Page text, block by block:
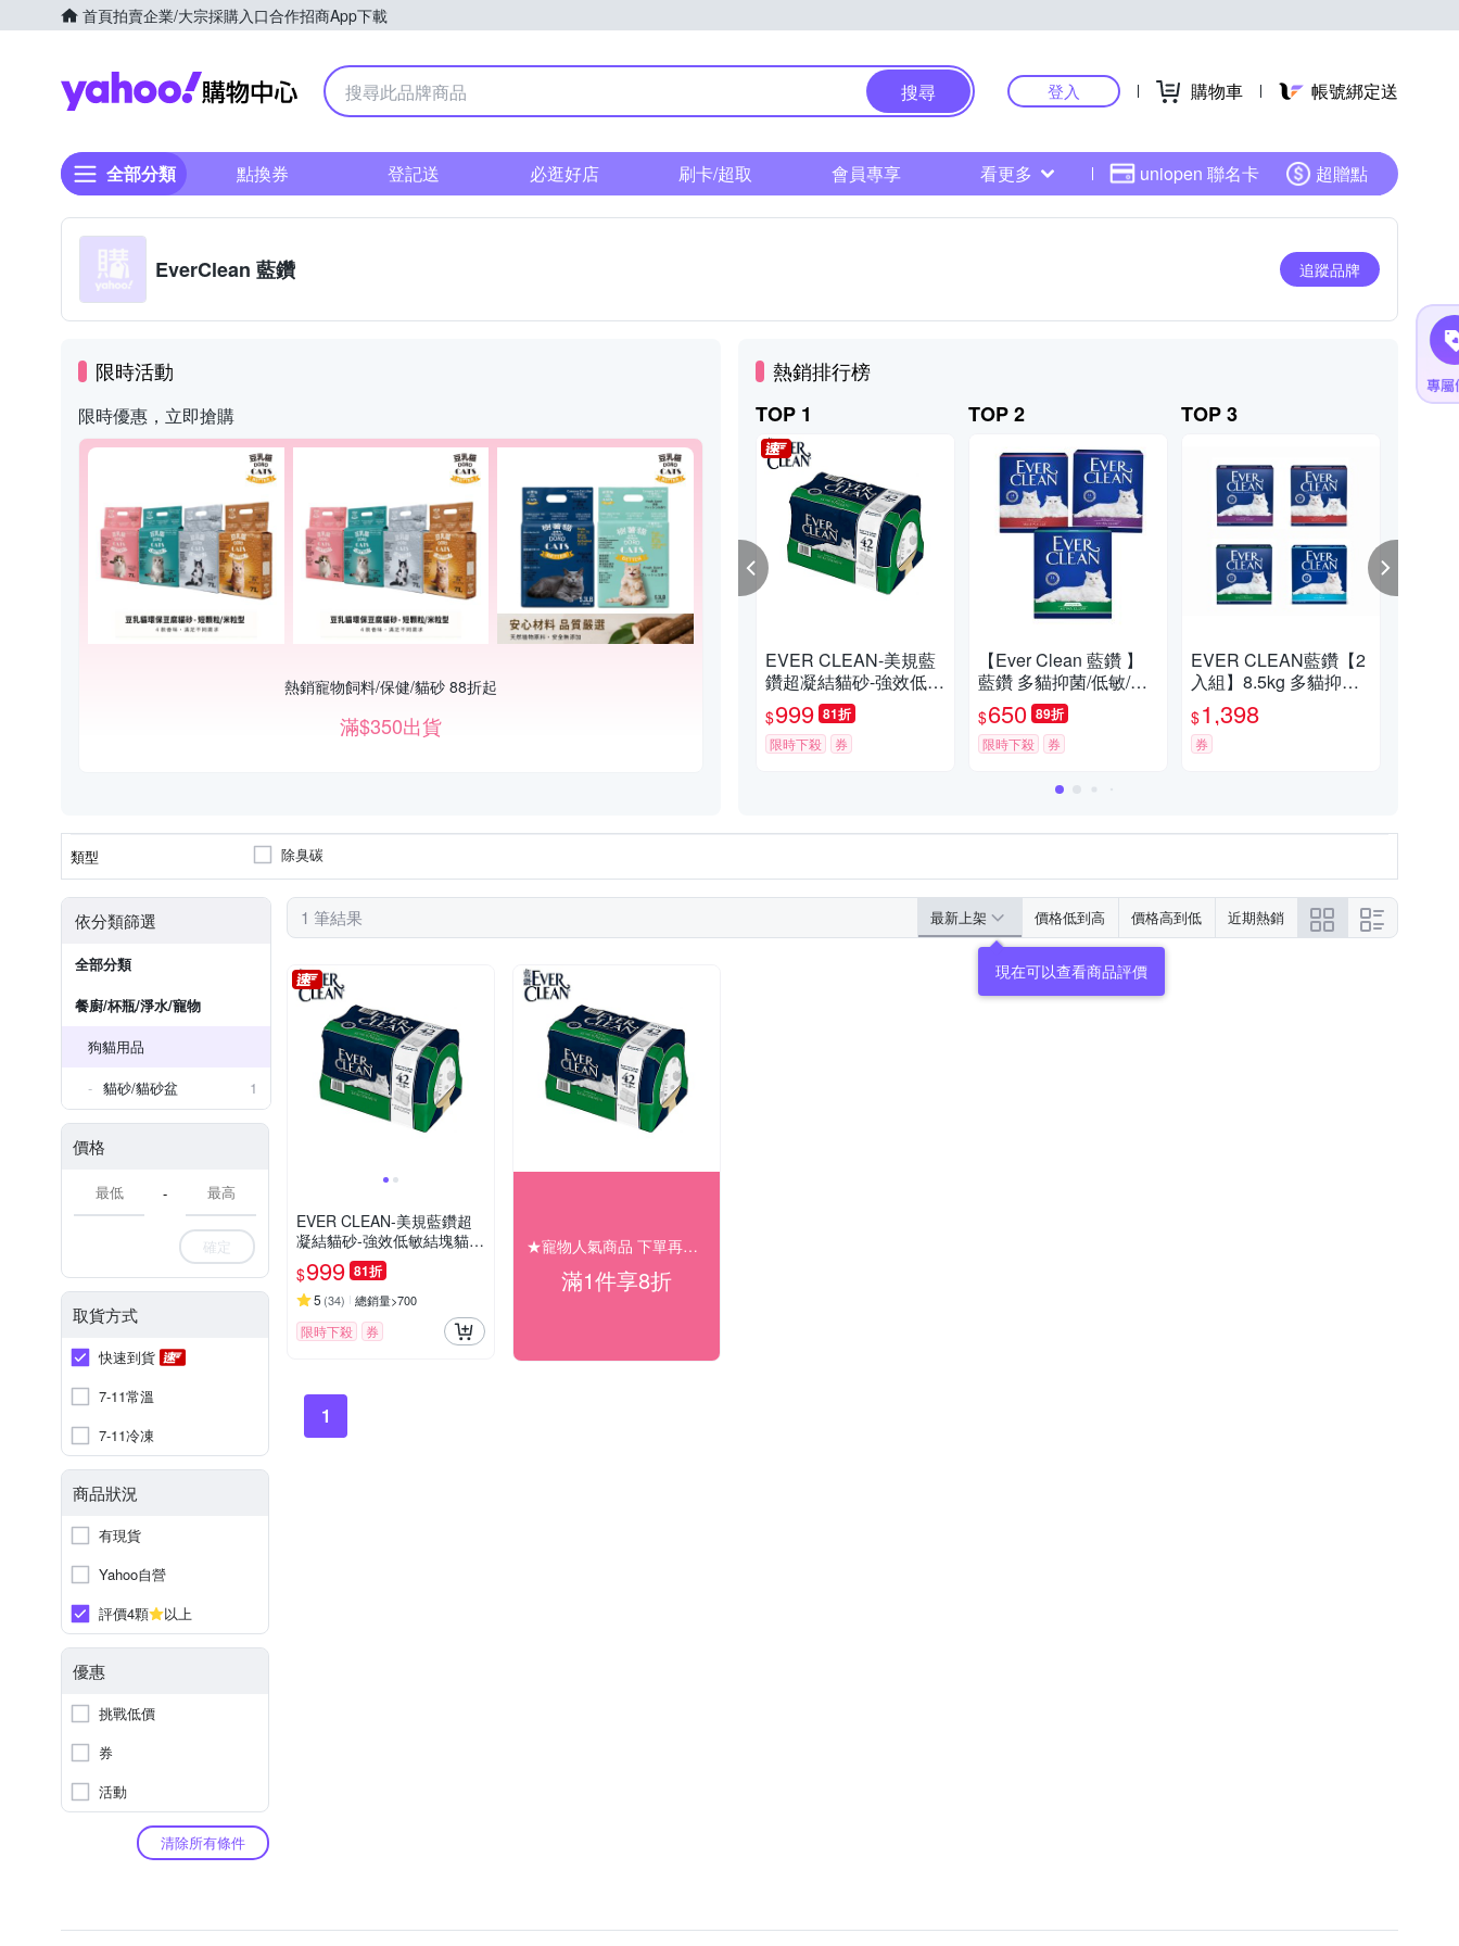
首頁拍賣企業/大宗採購入口合作招商App下載
Yahoo購物中心
搜尋 登入 購物車 帳號綁定送
全部分類 點換券 登記送 必逛好店 刷卡/超取 會員專享 看更多 uniopen 聯名卡 超贈點
EverClean 藍鑽 追蹤品牌
限時活動
限時優惠，立即搶購
熱銷寵物飼料/保健/貓砂 88折起
滿$350出貨
熱銷排行榜
TOP 1
EVER CLEAN-美規藍
鑽超凝結貓砂-強效低敏
結塊貓砂 42LB(19kg)=
綠標★
$999 81折
限時下殺 券
TOP 2
【Ever Clean 藍鑽 】
藍鑽 多貓抑菌/低敏/除
臭貓砂8.5kg -( 除臭/ 抑
味/ 凝結/長效淨味21天)
$650 89折
限時下殺 券
TOP 3
EVER CLEAN藍鑽【2
入組】8.5kg 多貓抑菌/
除臭貓砂
$1,398
券
類型 除臭碳
依分類篩選
全部分類
餐廚/杯瓶/淨水/寵物
狗貓用品
貓砂/貓砂盆
1
價格
-
確定
取貨方式
快速到貨
7-11常溫
7-11冷凍
商品狀況
有現貨
Yahoo自營
評價4顆
以上
優惠
挑戰低價
券
活動
清除所有條件
1 筆結果 最新上架 價格低到高 價格高到低 近期熱銷
現在可以查看商品評價
EVER CLEAN-美規藍鑽超
凝結貓砂-強效低敏結塊貓砂
42LB(19kg)=綠標★
$999 81折
5 (34) 總銷量>700
限時下殺 券
★寵物人氣商品 下單再享8折★
滿1件享8折
1